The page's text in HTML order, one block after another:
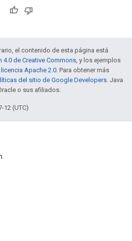
el contenido de esta página está
4.0 de Creative Commons, y los ejemplos
licencia Apache 2.0. Para obtener más
del sitio de Google Developers. Java
o sus afiliados.
12 (UTC)